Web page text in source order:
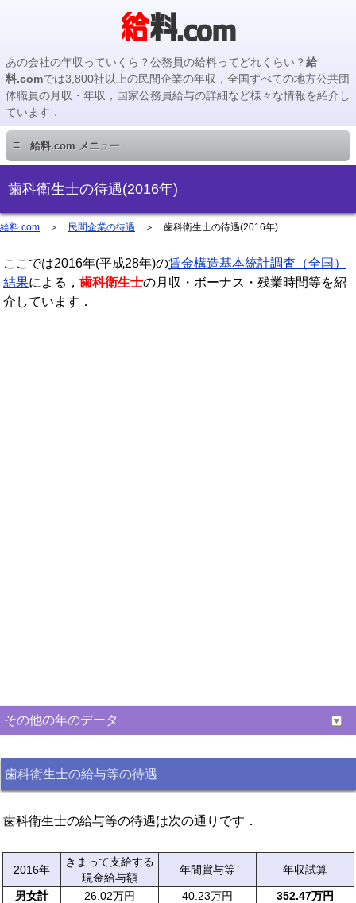
あの会社の年収っていくら？公務員の給料ってどれくらい？給
料.comでは3,800社以上の民間企業の年収，全国すべての地方公共団
体職員の月収・年収，国家公務員給与の詳細など様々な情報を紹介し
ています．
≡ 給料.com メニュー
民間企業編
国家公務員編
地方公務員編
地方公務員給料検索
歯科衛生士の待遇(2016年)
給料.com ＞ 民間企業の待遇 ＞ 歯科衛生士の待遇(2016年)
ここでは2016年(平成28年)の賃金構造基本統計調査（全国）
結果による， 歯科衛生士の月収・ボーナス・残業時間等を紹
介しています．
その他の年のデータ
歯科衛生士の給与等の待遇
歯科衛生士の給与等の待遇は次の通りです．
2016年
きまって支給する
現金給与額
年間賞与等 年収試算
男女計 26.02万円 40.23万円
352.47万円